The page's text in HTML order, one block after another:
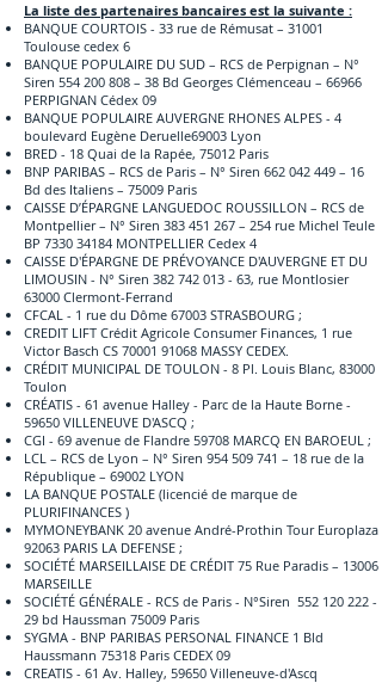
La liste des partenaires bancaires est la suivante :
BANQUE COURTOIS - 33 rue de Rémusat – 31001
Toulouse cedex 6
BANQUE POPULAIRE DU SUD – RCS de Perpignan – N°
Siren 554 200 808 – 38 Bd Georges Clémenceau – 66966
PERPIGNAN Cédex 09
BANQUE POPULAIRE AUVERGNE RHONES ALPES - 4
boulevard Eugène Deruelle69003 Lyon
BRED - 18 Quai de la Rapée, 75012 Paris
BNP PARIBAS – RCS de Paris – N° Siren 662 042 449 – 16
Bd des Italiens – 75009 Paris
CAISSE D’ÉPARGNE LANGUEDOC ROUSSILLON – RCS de
Montpellier – N° Siren 383 451 267 – 254 rue Michel Teule
BP 7330 34184 MONTPELLIER Cedex 4
CAISSE D'ÉPARGNE DE PRÉVOYANCE D'AUVERGNE ET DU
LIMOUSIN - N° Siren 382 742 013 - 63, rue Montlosier
63000 Clermont-Ferrand
CFCAL - 1 rue du Dôme 67003 STRASBOURG ;
CREDIT LIFT Crédit Agricole Consumer Finances, 1 rue
Victor Basch CS 70001 91068 MASSY CEDEX.
CRÉDIT MUNICIPAL DE TOULON - 8 Pl. Louis Blanc, 83000
Toulon
CRÉATIS - 61 avenue Halley - Parc de la Haute Borne -
59650 VILLENEUVE D'ASCQ ;
CGI - 69 avenue de Flandre 59708 MARCQ EN BAROEUL ;
LCL – RCS de Lyon – N° Siren 954 509 741 – 18 rue de la
République – 69002 LYON
LA BANQUE POSTALE (licencié de marque de
PLURIFINANCES )
MYMONEYBANK 20 avenue André-Prothin Tour Europlaza
92063 PARIS LA DEFENSE ;
SOCIÉTÉ MARSEILLAISE DE CRÉDIT 75 Rue Paradis – 13006
MARSEILLE
SOCIÉTÉ GÉNÉRALE - RCS de Paris - N°Siren 552 120 222 -
29 bd Haussman 75009 Paris
SYGMA - BNP PARIBAS PERSONAL FINANCE 1 Bld
Haussmann 75318 Paris CEDEX 09
CREATIS - 61 Av. Halley, 59650 Villeneuve-d'Ascq